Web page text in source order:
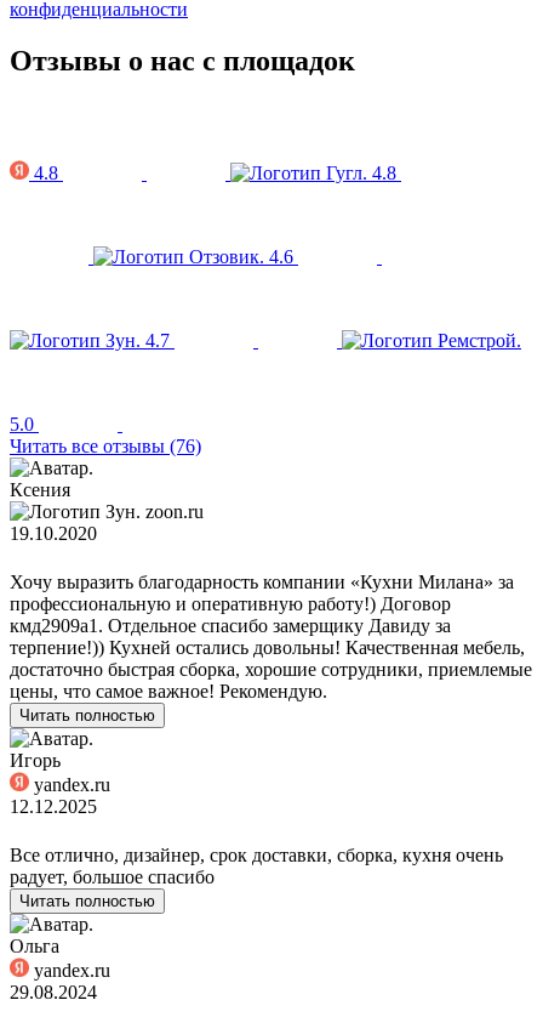
конфиденциальности
Отзывы о нас с площадок
4.8 4.8
4.6
4.7
5.0
Читать все отзывы (76)
Ксения
zoon.ru
19.10.2020
Хочу выразить благодарность компании «Кухни Милана» за
профессиональную и оперативную работу!) Договор
кмд2909а1. Отдельное спасибо замерщику Давиду за
терпение!)) Кухней остались довольны! Качественная мебель,
достаточно быстрая сборка, хорошие сотрудники, приемлемые
цены, что самое важное! Рекомендую.
Читать полностью
Игорь
yandex.ru
12.12.2025
Все отлично, дизайнер, срок доставки, сборка, кухня очень
радует, большое спасибо
Читать полностью
Ольга
yandex.ru
29.08.2024